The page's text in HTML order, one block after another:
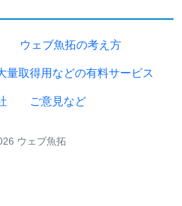
ウェブ魚拓の考え方
量取得用などの有料サービス
ご意見など
ウェブ魚拓